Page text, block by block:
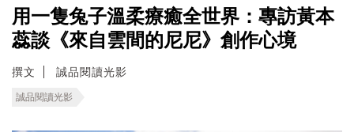
用一隻兔子溫柔療癒全世界：專訪黃本
蕊談《來自雲間的尼尼》創作心境
撰文 誠品閱讀光影
誠品閱讀光影